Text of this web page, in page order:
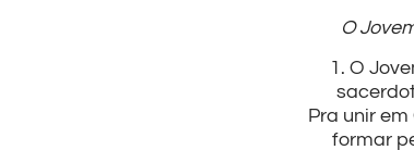
O
1. O
Pra unir
formar